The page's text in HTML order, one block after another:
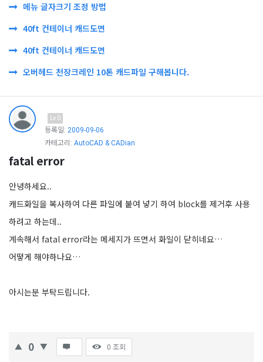
메뉴 글자크기 조정 방법
40ft 컨테이너 캐드도면
40ft 컨테이너 캐드도면
오버헤드 천장크레인 10톤 캐드파일 구해봅니다.
Lv.0
등록일: 2009-09-06
카테고리: AutoCAD & CADian
fatal error
안녕하세요..
캐드화일을 복사하여 다른 파일에 붙여 넣기 하여 block를 제거후 사용
하려고 하는데..
계속해서 fatal error라는 메세지가 뜨면서 화일이 닫히네요…
어떻게 해야하나요…
아시는분 부탁드립니다.
0 0 조회